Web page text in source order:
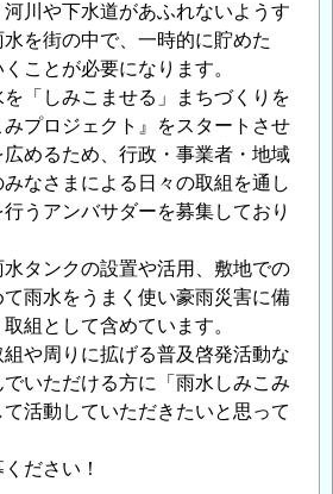
川や下水道があふれないようす
水を街の中で、一時的に貯めた
ことが必要になります。
「しみこませる」まちづくりを
プロジェクト』をスタートさせ
めるため、行政・事業者・地域
なさまによる日々の取組を通し
うアンバサダーを募集しており
タンクの設置や活用、敷地での
雨水をうまく使い豪雨災害に備
組として含めています。
や周りに拡げる普及啓発活動な
いただける方に「雨水しみこみ
活動していただきたいと思って
ださい！